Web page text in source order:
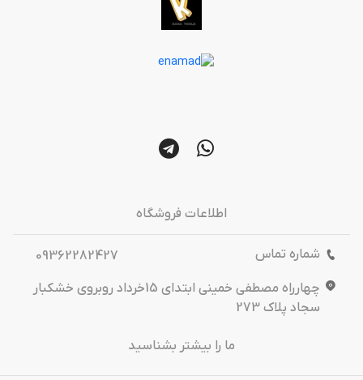
اطلاعات فروشگاه
شماره تماس
09362282427
چهارراه مصطفی خمینی ابتدای 15خرداد روبروی خشکبار
سجاد پلاک 273
ما را بیشتر بشناسید